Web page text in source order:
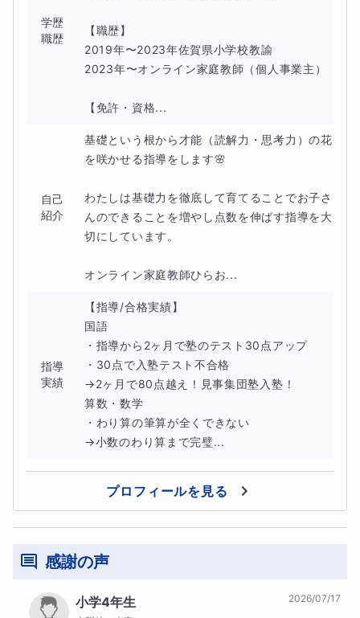
「わかっていたのに間違えた」「テストになると解き
方が思いつかない」といった悩みには必ず原因があり
ます。途中式の書き方、問題の読み取り方、計算手順
ント
（割合・速さ・比・図形など）
いった単元が繰り返し出題されます。本コースではこ
れらの頻出分野を中心に、基本問題から入試レベルの
考え方まで整理して学びます。単元ごとの典型パター
ンを理解することで、初めて見る問題にも対応できる
力を育てます。
◆つまずきやすい算数の典型パター
ンを整理して理解します
算数でよく出る問題の型を整理し、「どのようなとき
にどの考え方を使うのか」を分かりやすく説明しま
学歴
職歴
【職歴】
2019年〜2023年佐賀県小学校教諭
2023年〜オンライン家庭教師（個人事業主）
【免許・資格...
自己
紹介
基礎という根から才能（読解力・思考力）の花
を咲かせる指導をします🌸
わたしは基礎力を徹底して育てることでお子さ
んのできることを増やし点数を伸ばす指導を大
切にしています。
オンライン家庭教師ひらお...
指導
実績
【指導/合格実績】
国語
・指導から2ヶ月で塾のテスト30点アップ
・30点で入塾テスト不合格
→2ヶ月で80点越え！見事集団塾入塾！
算数・数学
・わり算の筆算が全くできない
→小数のわり算まで完璧...
プロフィールを見る
感謝の声
小学4年生 2026/07/17